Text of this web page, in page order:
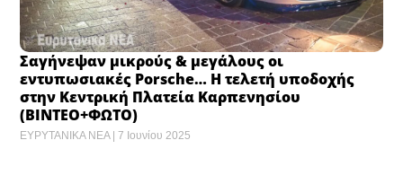
Σαγήνεψαν μικρούς & μεγάλους οι
εντυπωσιακές Porsche… Η τελετή υποδοχής
στην Κεντρική Πλατεία Καρπενησίου
(ΒΙΝΤΕΟ+ΦΩΤΟ)
ΕΥΡΥΤΑΝΙΚΑ ΝΕΑ 7 Ιουνίου 2025